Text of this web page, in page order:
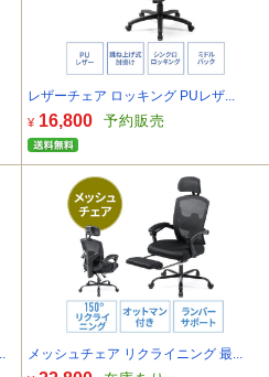
レザーチェア ロッキング PUレザ...
¥ 16,800 予約販売
メッシュチェア リクライニング 最...